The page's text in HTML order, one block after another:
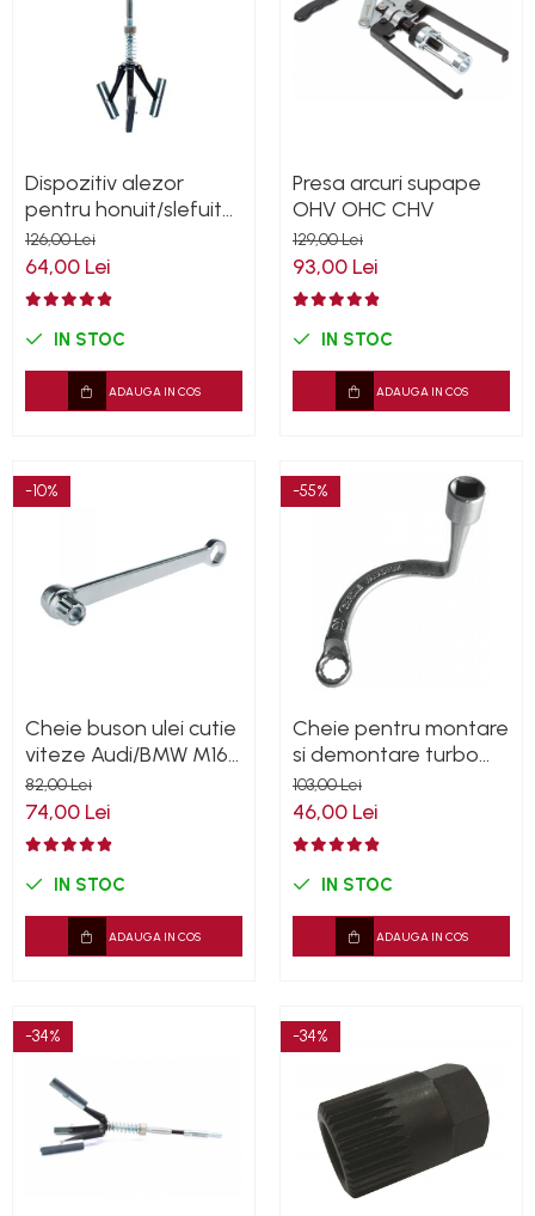
Dispozitiv alezor
pentru honuit/slefuit
cilindri 32-89mm
126,00 Lei
64,00 Lei
IN STOC
ADAUGA IN COS
Presa arcuri supape
OHV OHC CHV
129,00 Lei
93,00 Lei
IN STOC
ADAUGA IN COS
-10%
Cheie buson ulei cutie
viteze Audi/BMW M16
19MM
82,00 Lei
74,00 Lei
IN STOC
ADAUGA IN COS
-55%
Cheie pentru montare
si demontare turbo
VAG 12mm
103,00 Lei
46,00 Lei
IN STOC
ADAUGA IN COS
-34% -34%